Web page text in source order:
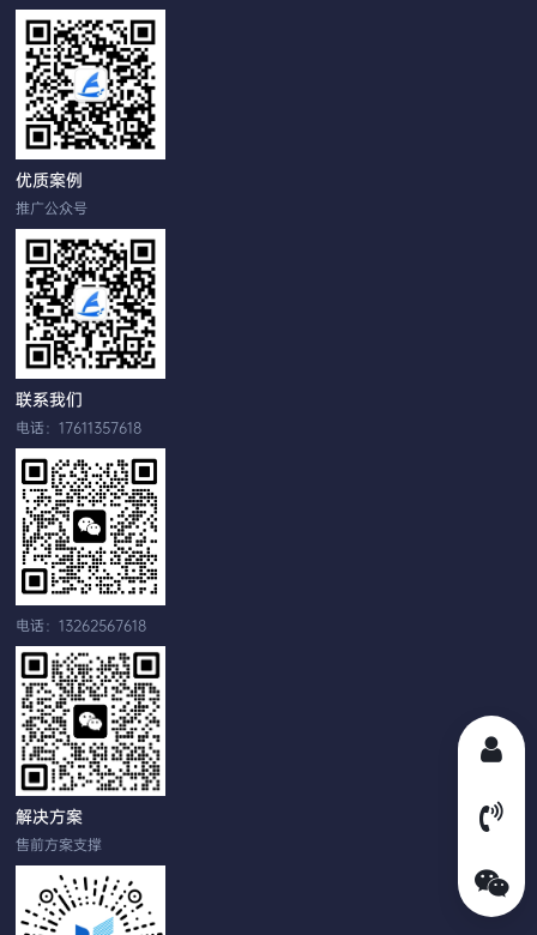
优质案例
推广公众号
联系我们
电话：17611357618
电话：13262567618
解决方案
售前方案支撑